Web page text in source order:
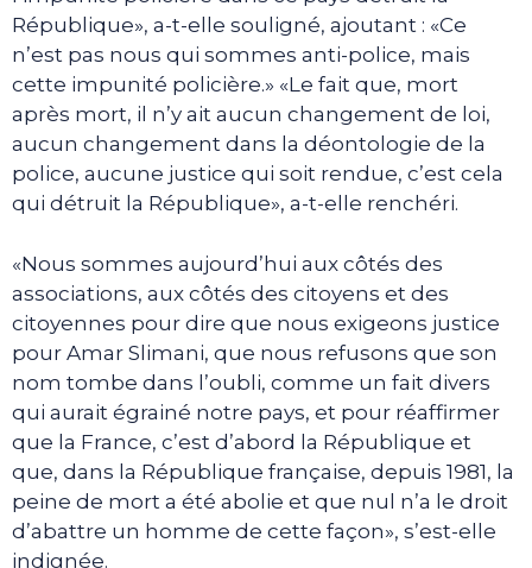
République», a-t-elle souligné, ajoutant : «Ce
n’est pas nous qui sommes anti-police, mais
cette impunité policière.» «Le fait que, mort
après mort, il n’y ait aucun changement de loi,
aucun changement dans la déontologie de la
police, aucune justice qui soit rendue, c’est cela
qui détruit la République», a-t-elle renchéri.
«Nous sommes aujourd’hui aux côtés des
associations, aux côtés des citoyens et des
citoyennes pour dire que nous exigeons justice
pour Amar Slimani, que nous refusons que son
nom tombe dans l’oubli, comme un fait divers
qui aurait égrainé notre pays, et pour réaffirmer
que la France, c’est d’abord la République et
que, dans la République française, depuis 1981, la
peine de mort a été abolie et que nul n’a le droit
d’abattre un homme de cette façon», s’est-elle
indignée.